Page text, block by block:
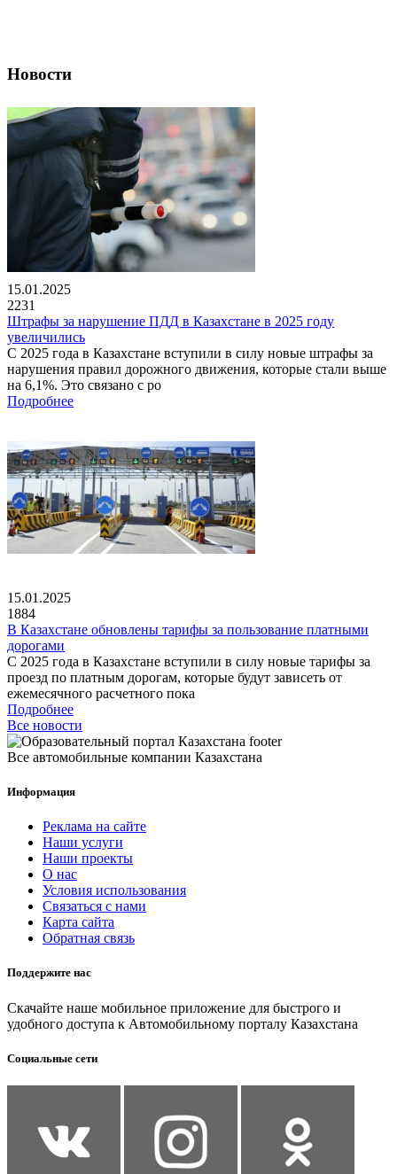
Новости
15.01.2025
2231
Штрафы за нарушение ПДД в Казахстане в 2025 году
увеличились
С 2025 года в Казахстане вступили в силу новые штрафы за
нарушения правил дорожного движения, которые стали выше
на 6,1%. Это связано с ро
Подробнее
15.01.2025
1884
В Казахстане обновлены тарифы за пользование платными
дорогами
С 2025 года в Казахстане вступили в силу новые тарифы за
проезд по платным дорогам, которые будут зависеть от
ежемесячного расчетного пока
Подробнее
Все новости
Все автомобильные компании Казахстана
Информация
Реклама на сайте
Наши услуги
Наши проекты
О нас
Условия использования
Связаться с нами
Карта сайта
Обратная связь
Поддержите нас
Скачайте наше мобильное приложение для быстрого и
удобного доступа к Автомобильному порталу Казахстана
Социальные сети